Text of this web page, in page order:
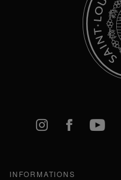
Instagram
Facebook
INFORMATIONS